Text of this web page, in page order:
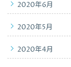
2020年6月
2020年5月
2020年4月